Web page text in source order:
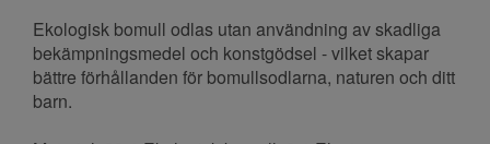
Ekologisk bomull odlas utan användning av skadliga
bekämpningsmedel och konstgödsel - vilket skapar
bättre förhållanden för bomullsodlarna, naturen och ditt
barn.